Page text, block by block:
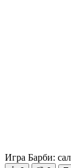
Игра Барби: